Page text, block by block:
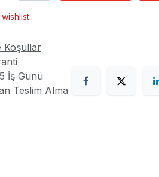
Koşullar
İş Günü
Teslim Alma